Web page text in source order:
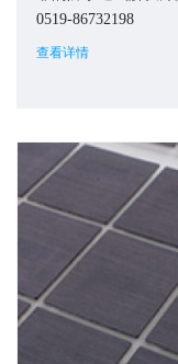
0519-86732198
查看详情